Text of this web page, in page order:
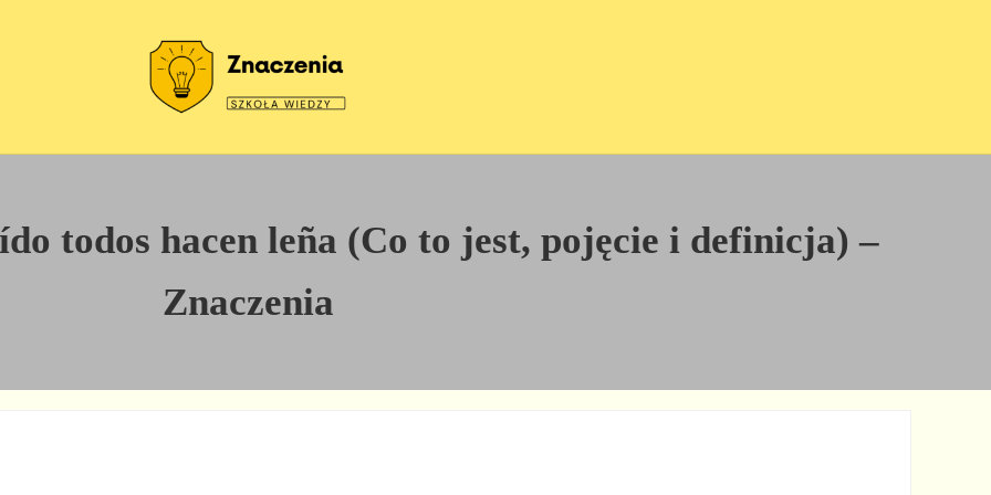
todos hacen leña (Co to jest, pojęcie i definicja) –
Znaczenia